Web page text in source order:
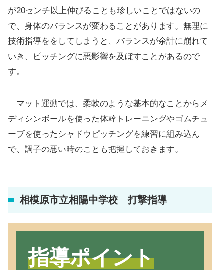
が20センチ以上伸びることも珍しいことではないの
で、身体のバランスが変わることがあります。無理に
技術指導ををしてしまうと、バランスが余計に崩れて
いき、ピッチングに悪影響を及ぼすことがあるので
す。
マット運動では、柔軟のような基本的なことからメ
ディシンボールを使った体幹トレーニングやゴムチュ
ーブを使ったシャドウピッチングを練習に組み込ん
で、調子の悪い時のことも把握しておきます。
相模原市立相陽中学校 打撃指導
指導ポイント